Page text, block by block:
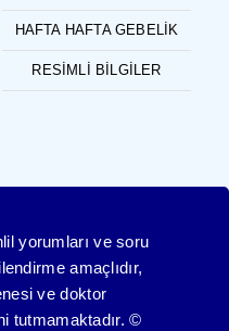
HAFTA HAFTA GEBELIK
RESIMLI BILGILER
yorumları ve soru
amaçlıdır,
ve doktor
tutmamaktadır. ©